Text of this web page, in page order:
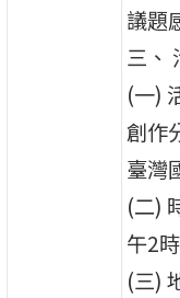
議題
三、
(一)
創作
臺灣
(二)
午2
(三)